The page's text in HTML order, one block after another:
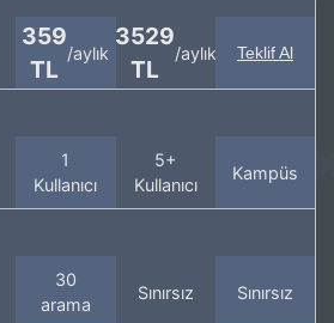
359
TL
/aylık
3529
TL
/aylık Teklif Al
1
Kullanıcı
5+
Kullanıcı
Kampüs
30
arama
Sınırsız Sınırsız